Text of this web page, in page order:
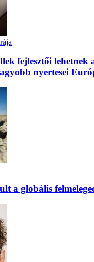
fejlesztői lehetnek
nyertesei
a globális